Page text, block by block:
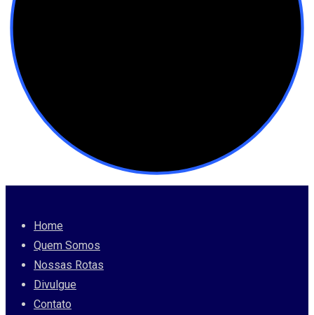
Home
Quem Somos
Nossas Rotas
Divulgue
Contato